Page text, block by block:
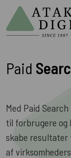
Paid
Med Paid
til forbrugere og
skabe resultater
af